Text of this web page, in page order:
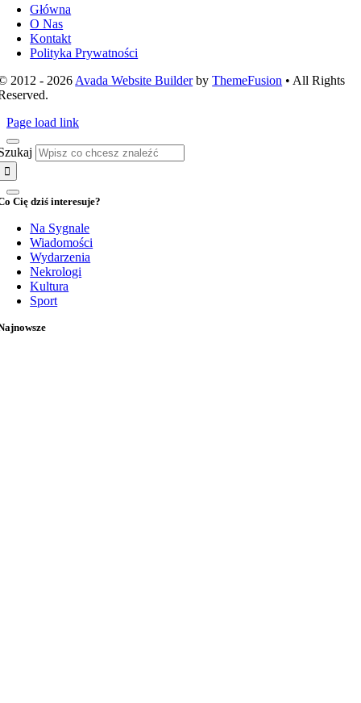
Główna
O Nas
Kontakt
Polityka Prywatności
2012 - 2026 Avada Website BuilderbyThemeFusion • All Rights
Page load link
Cię dziś interesuje?
Na Sygnale
Wiadomości
Wydarzenia
Nekrologi
Kultura
Sport